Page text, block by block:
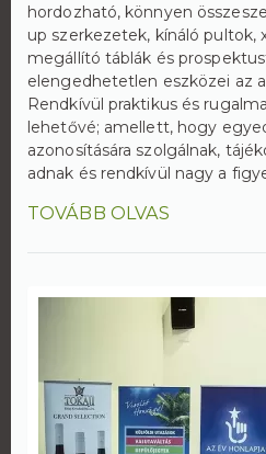
hordozható, könnyen
up szerkezetek, kínáló pultok,
megállító táblák és
elengedhetetlen eszközei az
Rendkívül praktikus és
lehetővé; amellett, hogy
azonosítására szolgálnak,
adnak és rendkívül nagy a
TOVÁBB OLVAS